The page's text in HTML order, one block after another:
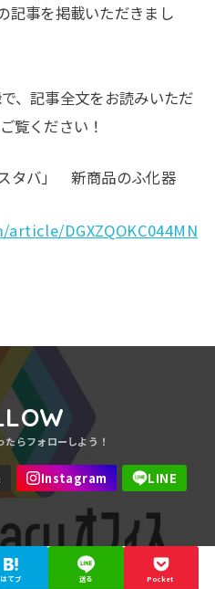
記事を掲載いただきまし
、記事全文をお読みいただ
覧ください！
タバ」 新商品のふ化器
DGXZQOKC044MN
はてブ 送る Pocket